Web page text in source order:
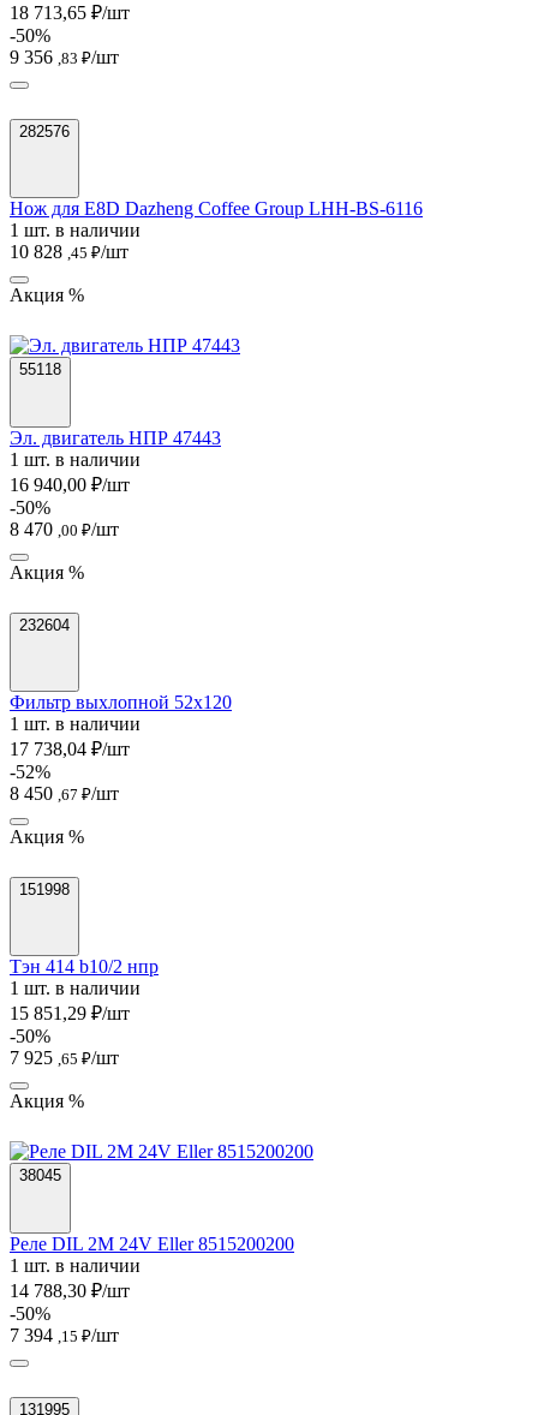
18 713,65 ₽/шт
-50%
9 356 ,83 ₽/шт
282576
Нож для E8D Dazheng Coffee Group LHH-BS-6116
1 шт. в наличии
10 828 ,45 ₽/шт
Акция %
55118
Эл. двигатель НПР 47443
1 шт. в наличии
16 940,00 ₽/шт
-50%
8 470 ,00 ₽/шт
Акция %
232604
Фильтр выхлопной 52х120
1 шт. в наличии
17 738,04 ₽/шт
-52%
8 450 ,67 ₽/шт
Акция %
151998
Тэн 414 b10/2 нпр
1 шт. в наличии
15 851,29 ₽/шт
-50%
7 925 ,65 ₽/шт
Акция %
38045
Реле DIL 2M 24V Eller 8515200200
1 шт. в наличии
14 788,30 ₽/шт
-50%
7 394 ,15 ₽/шт
131995